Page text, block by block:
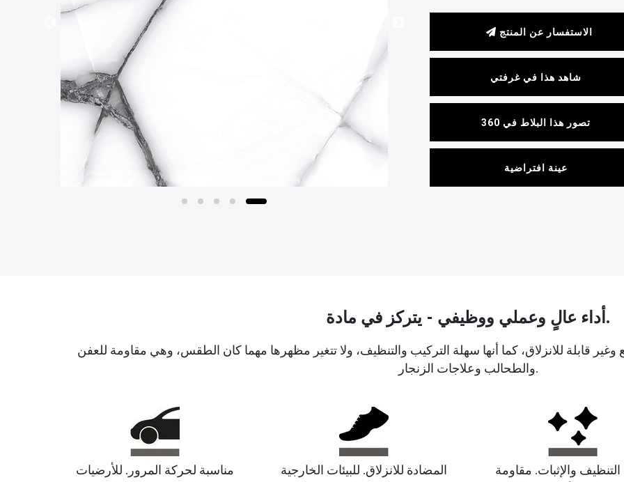
الاستفسار عن المنتج
شاهد هذا في غرفتي
تصور هذا البلاط في 360
عينة افتراضية
أداء عالٍ وعملي ووظيفي - يتركز في مادة.
وغير قابلة للانزلاق، كما أنها سهلة التركيب والتنظيف، ولا تتغير مظهرها مهما كان الطقس، وهي مقاومة للعفن
والطحالب وعلاجات الزنجار.
مناسبة لحركة المرور. للأرضيات
المضادة للانزلاق. للبيئات الخارجية
والإثبات. مقاومة